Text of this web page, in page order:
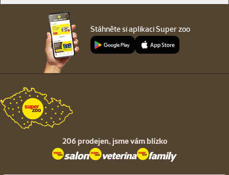
Stáhněte si aplikaci Super zoo
206 prodejen, jsme vám blízko